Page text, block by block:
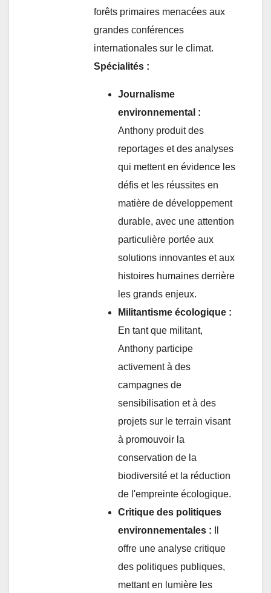
forêts primaires menacées aux
grandes conférences
internationales sur le climat.
Spécialités :
Journalisme
environnemental :
Anthony produit des
reportages et des analyses
qui mettent en évidence les
défis et les réussites en
matière de développement
durable, avec une attention
particulière portée aux
solutions innovantes et aux
histoires humaines derrière
les grands enjeux.
Militantisme écologique :
En tant que militant,
Anthony participe
activement à des
campagnes de
sensibilisation et à des
projets sur le terrain visant
à promouvoir la
conservation de la
biodiversité et la réduction
de l'empreinte écologique.
Critique des politiques
environnementales :
offre une analyse critique
des politiques publiques,
mettant en lumière les